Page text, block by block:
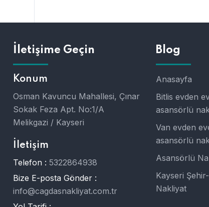
İletişime Geçin
Konum
Osman Kavuncu Mahallesi, Çınar
Sokak Feza Apt. No:1/A
Melikgazi / Kayseri
İletişim
Telefon : 5322864938
Bize E-posta Gönder :
info@cagdasnakliyat.com.tr
Blog
Anasayfa
Bitlis evden
asansörlü
Van evden
asansörlü
Asansörlü
Kayseri
Nakliyat